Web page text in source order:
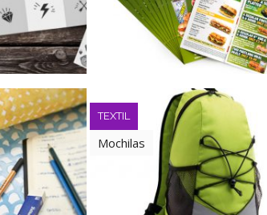
PHOTO PRINT
Lonas